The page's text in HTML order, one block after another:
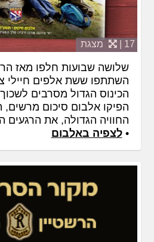
17 | מצגת
שלושה שבועות חלפו מאז
השתתפו ששת אלפים חיילי
הכינוס הגדול מסרבים
הפיקו אלבום סיכום
החוויה הגדולה, את הרגעים
•לצפיה באלבום